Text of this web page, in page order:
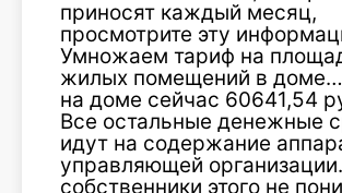
приносят каждый месяц,
просмотрите эту
Умножаем тариф на
жилых помещений в доме…
на доме сейчас 60641,54
Все остальные денежные
идут на содержание
управляющей
собственники этого не